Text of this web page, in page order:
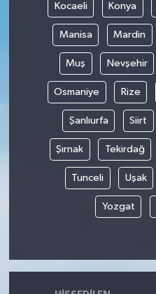
Kocaeli Konya
Manisa Mardin
Muş Nevşehir
Osmaniye Rize
Şanlıurfa Siirt
Şırnak Tekirdağ
Tunceli Uşak
Yozgat